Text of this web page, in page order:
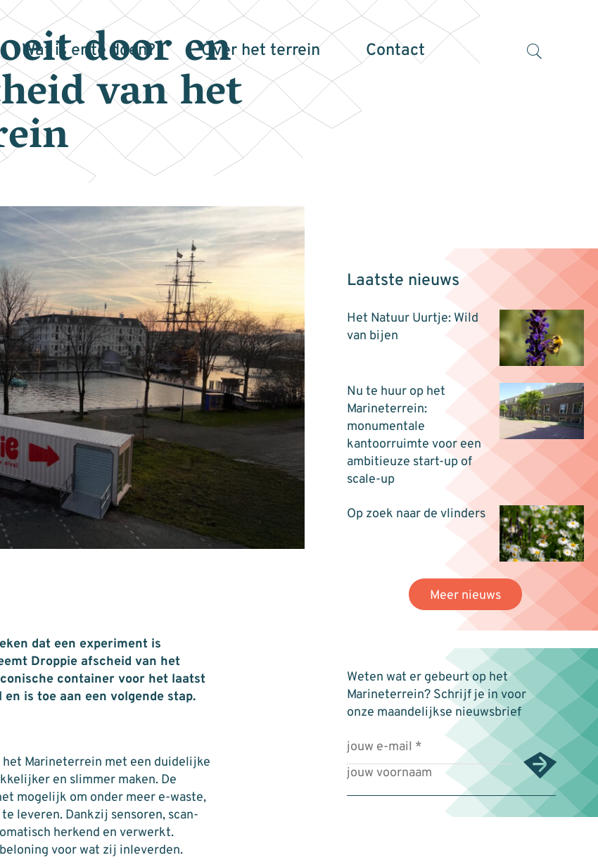
Wat is er te doen? Over het terrein Contact
door en
van het
dat een experiment is
Droppie afscheid van het
container voor het laatst
is toe aan een volgende stap.
Laatste nieuws
Het Natuur Uurtje: Wild
van bijen
Nu te huur op het
Marineterrein:
monumentale
kantoorruimte voor een
ambitieuze start-up of
scale-up
Op zoek naar de vlinders
Meer nieuws
Weten wat er gebeurt op het
Marineterrein? Schrijf je in voor
onze maandelijkse nieuwsbrief
Marineterrein met een duidelijke
en slimmer maken. De
mogelijk om onder meer e-waste,
leveren. Dankzij sensoren, scan-
herkend en verwerkt.
voor wat zij inleverden.